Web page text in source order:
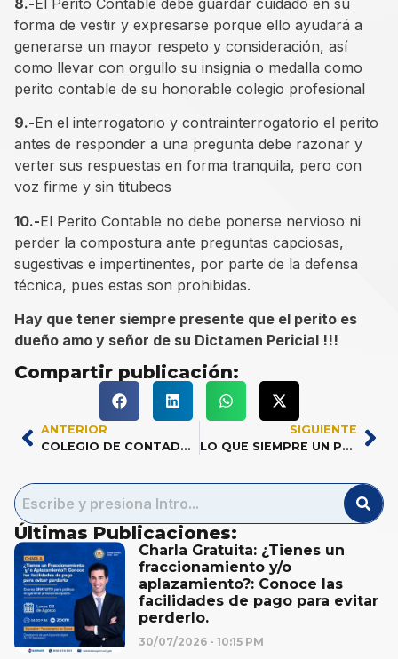
Últimas Publicaciones:
Charla Gratuita: ¿Tienes un
fraccionamiento y/o
aplazamiento?: Conoce las
facilidades de pago para evitar
perderlo.
30/07/2026 10:15 PM
forma de vestir y expresarse porque ello ayudará a
generarse un mayor respeto y consideración, así
como llevar con orgullo su insignia o medalla como
perito contable de su honorable colegio profesional
9.-En el interrogatorio y contrainterrogatorio el perito
antes de responder a una pregunta debe razonar y
verter sus respuestas en forma tranquila, pero con
voz firme y sin titubeos
10.-El Perito Contable no debe ponerse nervioso ni
perder la compostura ante preguntas capciosas,
sugestivas e impertinentes, por parte de la defensa
técnica, pues estas son prohibidas.
Hay que tener siempre presente que el perito es
dueño amo y señor de su Dictamen Pericial !!!
Compartir publicación:
ANTERIOR
COLEGIO DE CONTADORES PÚBLICOS DE SAN MARTÍN… A TRAVÉS DE LA HISTORIA
SIGUIENTE
LO QUE SIEMPRE UN PERITO DEBE TENER EN CUENTA 2025